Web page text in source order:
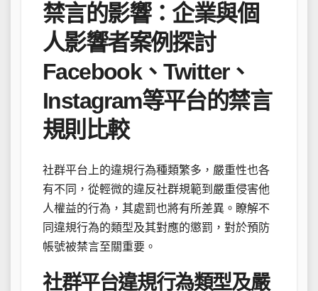
禁言的影響：企業與個
人影響者案例探討
Facebook、Twitter、
Instagram等平台的禁言
規則比較
社群平台上的違規行為種類繁多，嚴重性也各
有不同，從輕微的違反社群規範到嚴重侵害他
人權益的行為，其處罰也將有所差異。瞭解不
同違規行為的類型及其對應的懲罰，對於預防
帳號被禁言至關重要。
社群平台違規行為類型及嚴